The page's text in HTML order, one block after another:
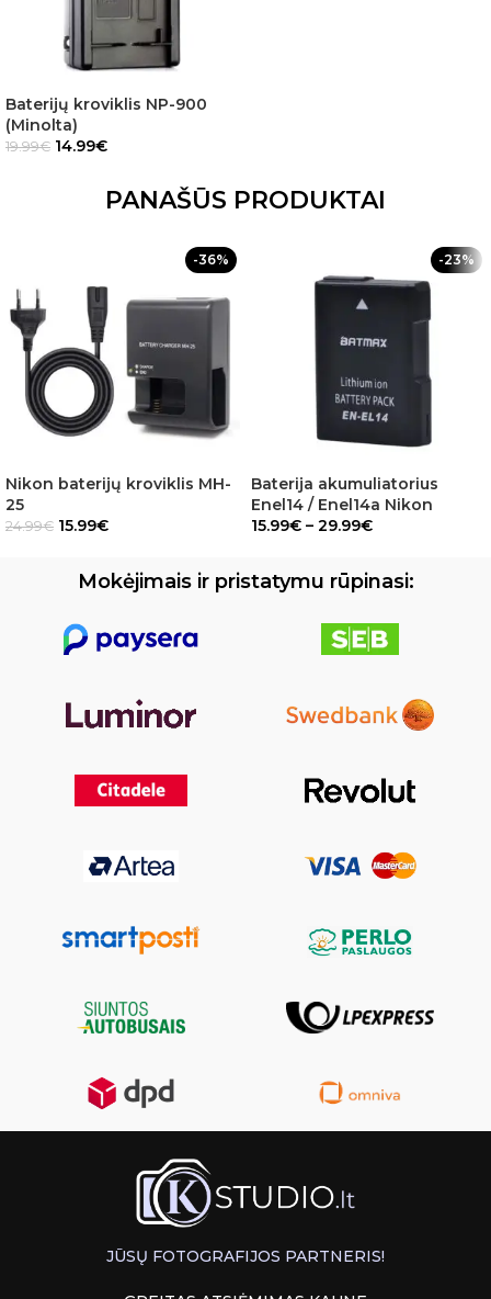
Baterijų kroviklis NP-900
(Minolta)
19.99€ 14.99€
PANAŠŪS PRODUKTAI
-36%
Nikon baterijų kroviklis MH-
25
24.99€ 15.99€
-23%
Baterija akumuliatorius
Enel14 / Enel14a Nikon
15.99€ – 29.99€
Mokėjimais ir pristatymu rūpinasi:
JŪSŲ FOTOGRAFIJOS PARTNERIS!